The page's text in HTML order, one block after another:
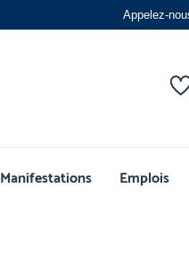
Appelez-
Manifestations Emplois